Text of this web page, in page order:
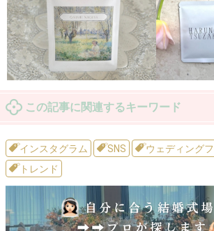
この記事に関連するキーワード
インスタグラム SNS ウェディングフ
トレンド